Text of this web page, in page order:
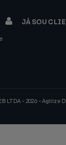
JÁ SOU
LTDA - 2026 - Agilize